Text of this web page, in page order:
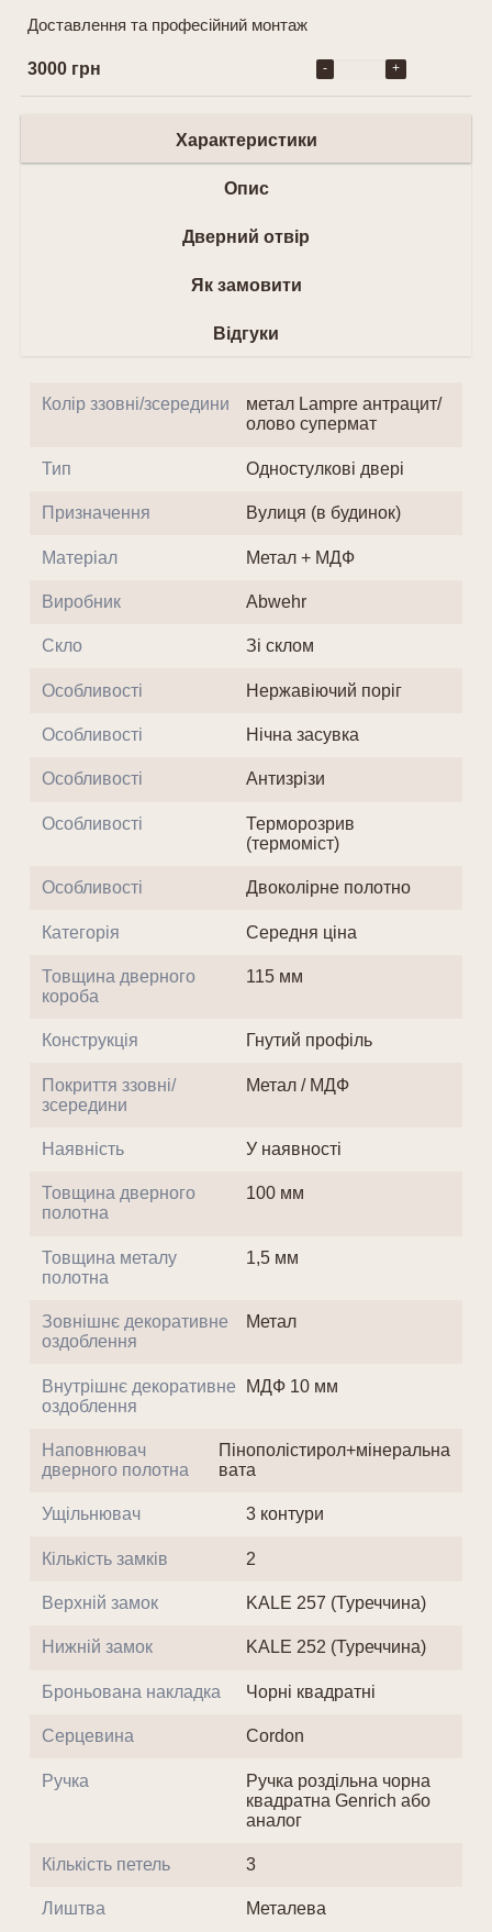
Доставлення та професійний монтаж
3000 грн - +
Характеристики
Опис
Дверний отвір
Як замовити
Відгуки
Колір ззовні/зсередини
метал Lampre антрацит/
олово супермат
Тип Одностулкові двері
Призначення Вулиця (в будинок)
Матеріал Метал + МДФ
Виробник Abwehr
Скло Зі склом
Особливості Нержавіючий поріг
Особливості Нічна засувка
Особливості Антизрізи
Особливості
Терморозрив
(термоміст)
Особливості Двоколірне полотно
Категорія Середня ціна
Товщина дверного
короба
115 мм
Конструкція Гнутий профіль
Покриття ззовні/
зсередини
Метал / МДФ
Наявність У наявності
Товщина дверного
полотна
100 мм
Товщина металу
полотна
1,5 мм
Зовнішнє декоративне
оздоблення
Метал
Внутрішнє декоративне
оздоблення
МДФ 10 мм
Наповнювач
дверного полотна
Пінополістирол+мінеральна
вата
Ущільнювач 3 контури
Кількість замків 2
Верхній замок KALE 257 (Туреччина)
Нижній замок KALE 252 (Туреччина)
Броньована накладка Чорні квадратні
Серцевина Cordon
Ручка
Ручка роздільна чорна
квадратна Genrich або
аналог
Кількість петель 3
Лиштва Металева